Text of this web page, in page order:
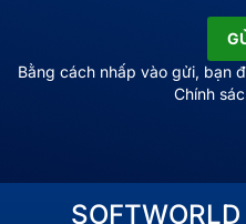
Bằng cách nhấp vào gửi, bạn
Chính